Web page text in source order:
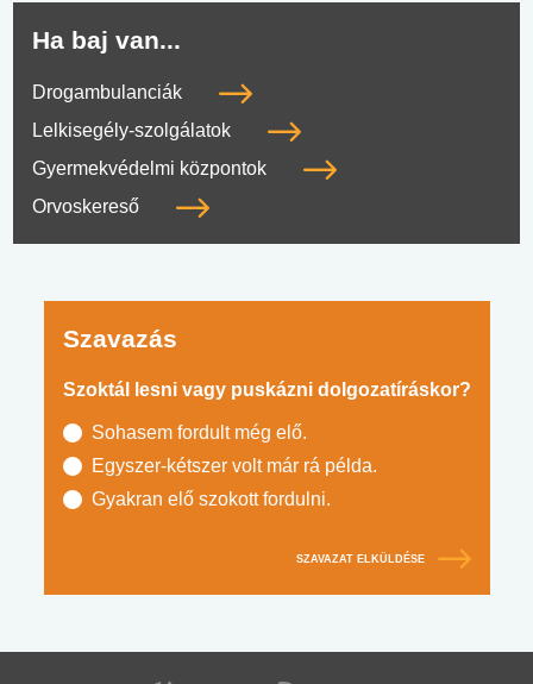
Ha baj van...
Drogambulanciák
Lelkisegély-szolgálatok
Gyermekvédelmi központok
Orvoskereső
Szavazás
Szoktál lesni vagy puskázni dolgozatíráskor?
Sohasem fordult még elő.
Egyszer-kétszer volt már rá példa.
Gyakran elő szokott fordulni.
SZAVAZAT ELKÜLDÉSE